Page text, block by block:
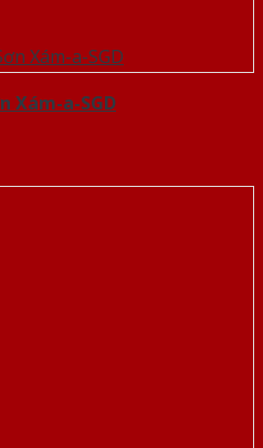
Xám-a-SGD